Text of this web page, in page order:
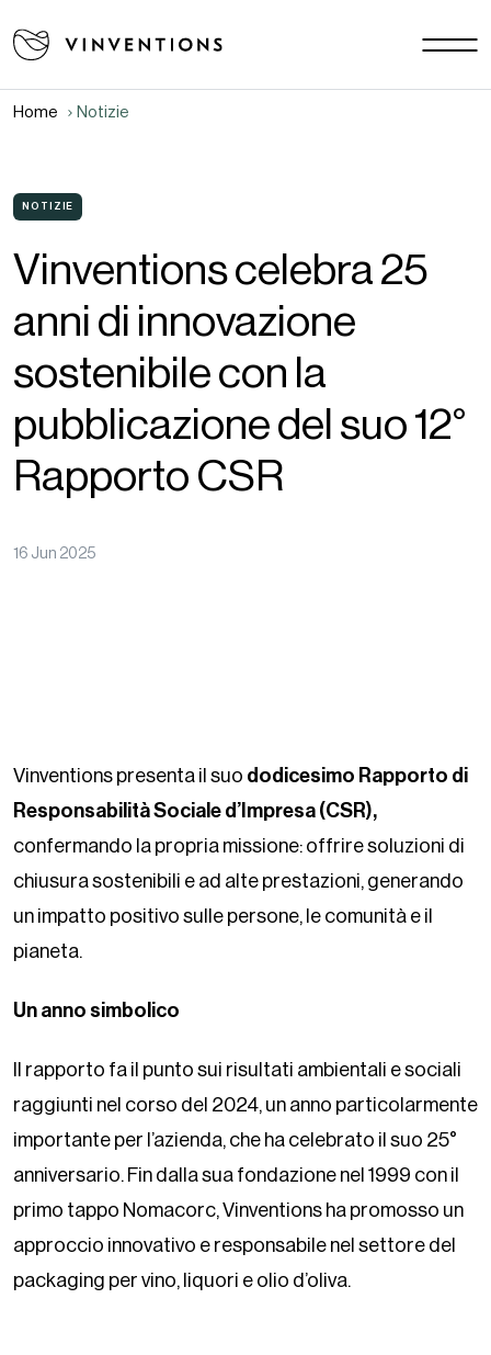
Le nostre soluzioni
Le vostre sfide
Contatti
Lavora con noi
Download area
Notizie
FAQ
Home Notizie
NOTIZIE
Vinventions celebra 25
anni di innovazione
sostenibile con la
pubblicazione del suo 12°
Rapporto CSR
16 Jun 2025
Vinventions presenta il suo dodicesimo Rapporto di
Responsabilità Sociale d’Impresa (CSR),
confermando la propria missione: offrire soluzioni di
chiusura sostenibili e ad alte prestazioni, generando
un impatto positivo sulle persone, le comunità e il
pianeta.
Un anno simbolico
Il rapporto fa il punto sui risultati ambientali e sociali
raggiunti nel corso del 2024, un anno particolarmente
importante per l’azienda, che ha celebrato il suo 25°
anniversario. Fin dalla sua fondazione nel 1999 con il
primo tappo Nomacorc, Vinventions ha promosso un
approccio innovativo e responsabile nel settore del
packaging per vino, liquori e olio d’oliva.